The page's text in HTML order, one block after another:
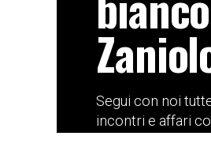
Segui con noi
incontri e affari